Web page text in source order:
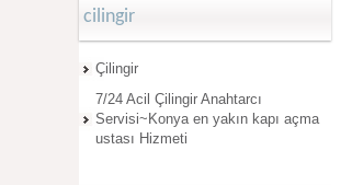
cilingir
Çilingir
7/24 Acil Çilingir Anahtarcı
Servisi~Konya en yakın kapı açma
ustası Hizmeti